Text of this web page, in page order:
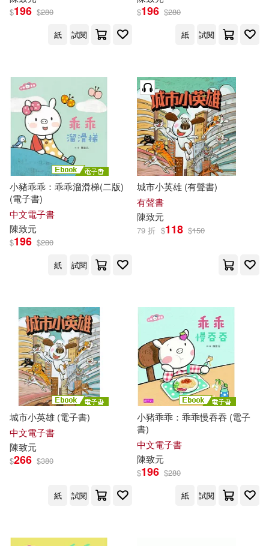
$196 $280
紙
試閱
$196 $280
紙
試閱
小豬乖乖：乖乖溜滑梯(二版)
(電子書)
中文電子書
陳致元
$196 $280
紙
試閱
城市小英雄 (有聲書)
有聲書
陳致元
79 折 $118 $150
城市小英雄 (電子書)
中文電子書
陳致元
$266 $380
紙 試閱
小豬乖乖：乖乖慢吞吞 (電子
書)
中文電子書
陳致元
$196 $280
紙
試閱